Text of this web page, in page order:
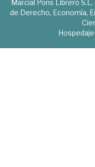
Marcial Pons Librero
de Derecho, Economía,